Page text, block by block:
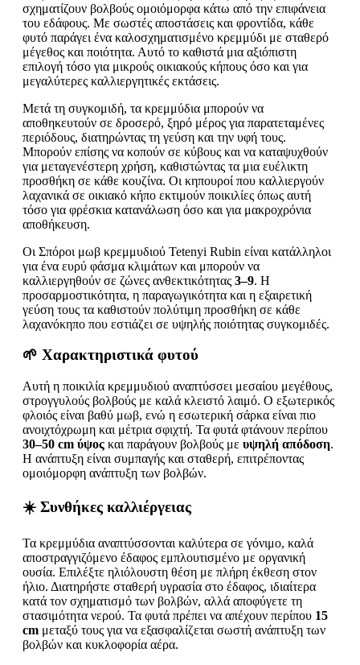
σχηματίζουν βολβούς ομοιόμορφα κάτω από την επιφάνεια
του εδάφους. Με σωστές αποστάσεις και φροντίδα, κάθε
φυτό παράγει ένα καλοσχηματισμένο κρεμμύδι με σταθερό
μέγεθος και ποιότητα. Αυτό το καθιστά μια αξιόπιστη
επιλογή τόσο για μικρούς οικιακούς κήπους όσο και για
μεγαλύτερες καλλιεργητικές εκτάσεις.
Μετά τη συγκομιδή, τα κρεμμύδια μπορούν να
αποθηκευτούν σε δροσερό, ξηρό μέρος για παρατεταμένες
περιόδους, διατηρώντας τη γεύση και την υφή τους.
Μπορούν επίσης να κοπούν σε κύβους και να καταψυχθούν
για μεταγενέστερη χρήση, καθιστώντας τα μια ευέλικτη
προσθήκη σε κάθε κουζίνα. Οι κηπουροί που καλλιεργούν
λαχανικά σε οικιακό κήπο εκτιμούν ποικιλίες όπως αυτή
τόσο για φρέσκια κατανάλωση όσο και για μακροχρόνια
αποθήκευση.
Οι Σπόροι μωβ κρεμμυδιού Tetenyi Rubin είναι κατάλληλοι
για ένα ευρύ φάσμα κλιμάτων και μπορούν να
καλλιεργηθούν σε ζώνες ανθεκτικότητας 3–9. Η
προσαρμοστικότητα, η παραγωγικότητα και η εξαιρετική
γεύση τους τα καθιστούν πολύτιμη προσθήκη σε κάθε
λαχανόκηπο που εστιάζει σε υψηλής ποιότητας συγκομιδές.
🌱 Χαρακτηριστικά φυτού
Αυτή η ποικιλία κρεμμυδιού αναπτύσσει μεσαίου μεγέθους,
στρογγυλούς βολβούς με καλά κλειστό λαιμό. Ο εξωτερικός
φλοιός είναι βαθύ μωβ, ενώ η εσωτερική σάρκα είναι πιο
ανοιχτόχρωμη και μέτρια σφιχτή. Τα φυτά φτάνουν περίπου
30–50 cm ύψος και παράγουν βολβούς με υψηλή απόδοση.
Η ανάπτυξη είναι συμπαγής και σταθερή, επιτρέποντας
ομοιόμορφη ανάπτυξη των βολβών.
☀️ Συνθήκες καλλιέργειας
Τα κρεμμύδια αναπτύσσονται καλύτερα σε γόνιμο, καλά
αποστραγγιζόμενο έδαφος εμπλουτισμένο με οργανική
ουσία. Επιλέξτε ηλιόλουστη θέση με πλήρη έκθεση στον
ήλιο. Διατηρήστε σταθερή υγρασία στο έδαφος, ιδιαίτερα
κατά τον σχηματισμό των βολβών, αλλά αποφύγετε τη
στασιμότητα νερού. Τα φυτά πρέπει να απέχουν περίπου 15
cm μεταξύ τους για να εξασφαλίζεται σωστή ανάπτυξη των
βολβών και κυκλοφορία αέρα.